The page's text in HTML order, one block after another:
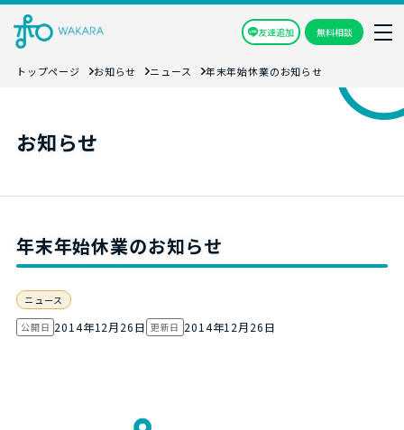
友達追加 無料相談
トップページ お知らせ ニュース 年末年始休業のお知らせ
お知らせ
年末年始休業のお知らせ
ニュース
公開日 2014年12月26日 更新日 2014年12月26日